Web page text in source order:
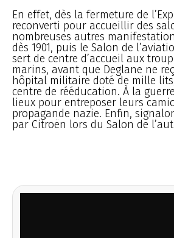
En effet, dès la fermeture de
reconverti pour accueillir des
nombreuses autres
dès 1901, puis le Salon de
sert de centre d’accueil aux
marins, avant que Deglane ne
hôpital militaire doté de mille
centre de rééducation. À la
lieux pour entreposer leurs
propagande nazie. Enfin,
par Citroën lors du Salon de